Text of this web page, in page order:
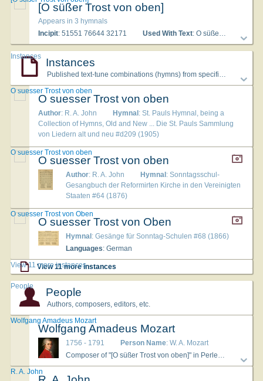
[O süßer Trost von oben]
Appears in 3 hymnals
Incipit: 51551 76644 32171 Used With Text: O süßer Trost von oben
Instances
Published text-tune combinations (hymns) from specific hymnals
Instances
O suesser Trost von oben
Author: R. A. John Hymnal : St. Pauls Hymnal, being a
Collection of Hymns, Old and New ... Die St. Pauls Sammlung
von Liedern alt und neu #d209 (1905)
O suesser Trost von oben
O suesser Trost von oben
Author: R. A. John Hymnal : Sonntagsschul-
Gesangbuch der Reformirten Kirche in den Vereinigten
Staaten #64 (1876)
O suesser Trost von oben
O suesser Trost von Oben
Hymnal: Gesänge für Sonntag-Schulen #68 (1866)
Languages: German
O suesser Trost von Oben
View 11 more instances
View 11 more instances
People
Authors, composers, editors, etc.
People
Wolfgang Amadeus Mozart
1756 - 1791 Person Name: W. A. Mozart
Wolfgang Amadeus Mozart
R. A. John